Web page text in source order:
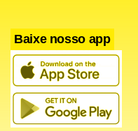
superiores: 33% dizem
muito, 32% sentem-se
de cigarros alheios e
nos locais públicos
nota média de 9,5. As
Baixe nosso app